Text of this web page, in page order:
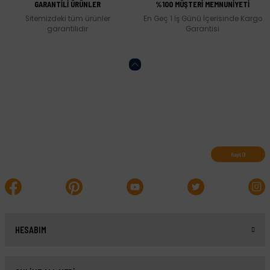
GARANTİLİ ÜRÜNLER
Sitemizdeki tüm ürünler
garantilidir
%100 MÜŞTERİ MEMNUNİYETİ
En Geç 1 İş Günü İçerisinde Kargo
Garantisi
Kayıt Ol
HESABIM